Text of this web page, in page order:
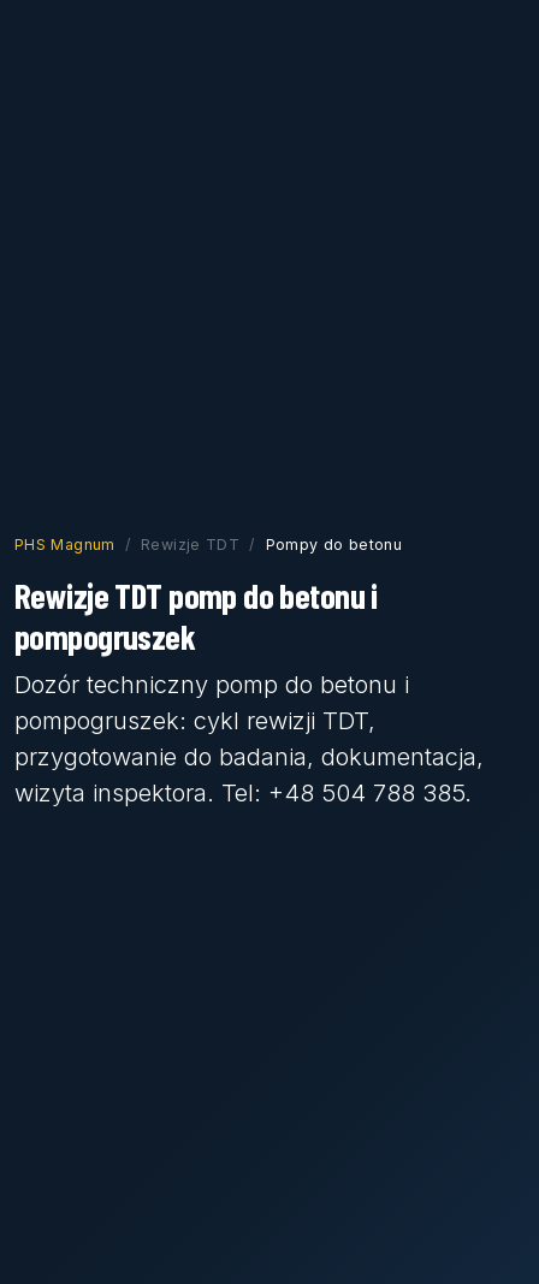
PHS Magnum Rewizje TDT Pompy do betonu
Rewizje TDT pomp do betonu i
pompogruszek
Dozór techniczny pomp do betonu i
pompogruszek: cykl rewizji TDT,
przygotowanie do badania, dokumentacja,
wizyta inspektora. Tel: +48 504 788 385.